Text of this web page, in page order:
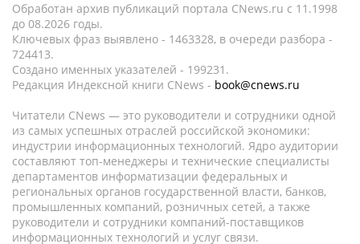
Обработан архив публикаций портала CNews.ru c 11.1998
до 08.2026 годы.
Ключевых фраз выявлено - 1463328, в очереди разбора -
724413.
Создано именных указателей - 199231.
Редакция Индексной книги CNews - book@cnews.ru
Читатели CNews — это руководители и сотрудники одной
из самых успешных отраслей российской экономики:
индустрии информационных технологий. Ядро аудитории
составляют топ-менеджеры и технические специалисты
департаментов информатизации федеральных и
региональных органов государственной власти, банков,
промышленных компаний, розничных сетей, а также
руководители и сотрудники компаний-поставщиков
информационных технологий и услуг связи.